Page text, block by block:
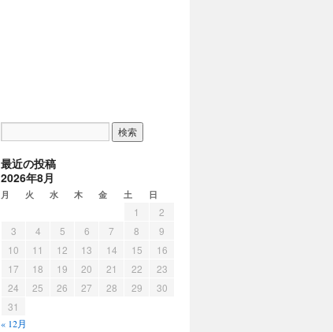
最近の投稿
2026年8月
月 火 水 木 金 土 日
1
2
3
4 5 6 7 8
9
10
11 12 13 14 15
16
17
18 19 20 21 22
23
24
25 26 27 28 29
30
31
« 12月